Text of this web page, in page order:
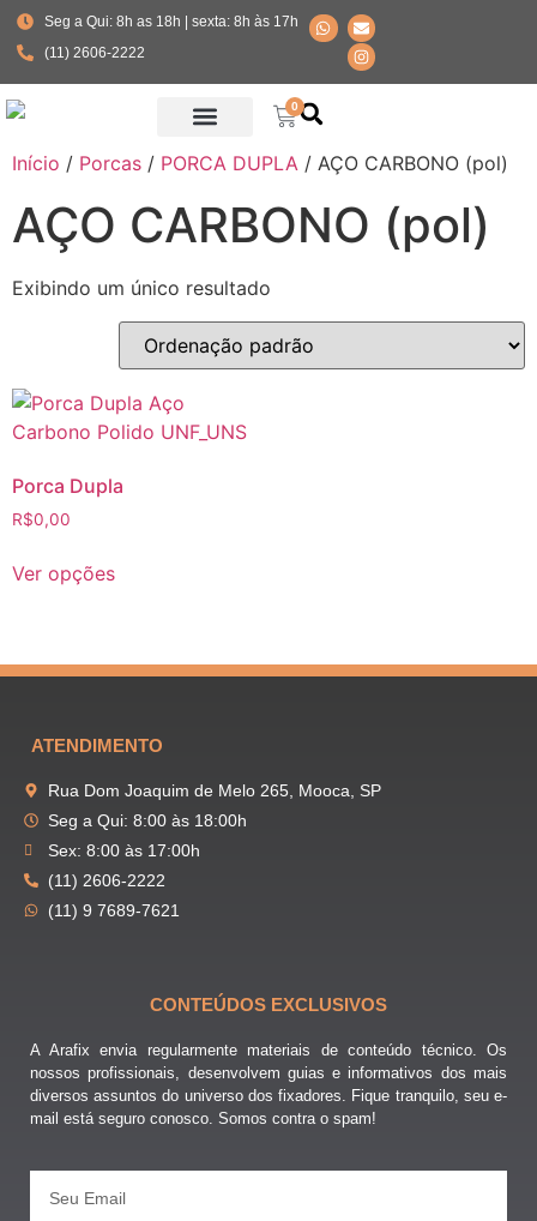
Seg a Qui: 8h as 18h | sexta: 8h às 17h
(11) 2606-2222
0
Início / Porcas / PORCA DUPLA / AÇO CARBONO (pol)
AÇO CARBONO (pol)
Exibindo um único resultado
Porca Dupla
R$0,00
Ver opções
ATENDIMENTO
Rua Dom Joaquim de Melo 265, Mooca, SP
Seg a Qui: 8:00 às 18:00h
Sex: 8:00 às 17:00h
(11) 2606-2222
(11) 9 7689-7621
CONTEÚDOS EXCLUSIVOS
A Arafix envia regularmente materiais de conteúdo técnico. Os
nossos profissionais, desenvolvem guias e informativos dos mais
diversos assuntos do universo dos fixadores. Fique tranquilo, seu e-
mail está seguro conosco. Somos contra o spam!